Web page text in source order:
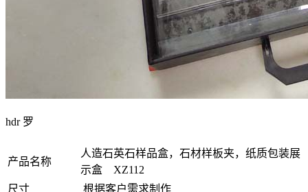
hdr 罗
产品名称
人造石英石样品盒，石材样板夹，纸质包装展
示盒 XZ112
尺寸
根据客户需求制作